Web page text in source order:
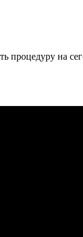
процедуру на